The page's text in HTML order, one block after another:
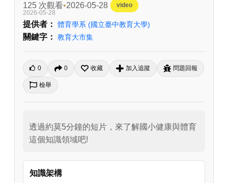
125 次觀看 2026-05-28
video
2026-05-28
提供者： 體育學系 (國立臺中教育大學)
關鍵字： 教育大市集
0 0 收藏 加入追蹤 問題回報
檢舉
透過約莫5分鐘的短片，來了解國小健康與體育
這個知識領域吧!
知識架構